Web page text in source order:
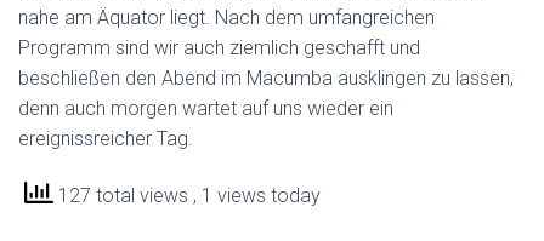
nahe am Äquator liegt. Nach dem umfangreichen
Programm sind wir auch ziemlich geschafft und
beschließen den Abend im Macumba ausklingen zu lassen,
denn auch morgen wartet auf uns wieder ein
ereignissreicher Tag.
127 total views , 1 views today